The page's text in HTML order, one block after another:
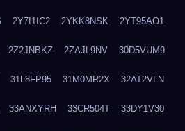
2Y7I1IC2 2YKK8NSK 2YT95AO1
2Z2JNBKZ 2ZAJL9NV 30D5VUM9
31L8FP95 31M0MR2X 32AT2VLN
33ANXYRH 33CR504T 33DY1V30